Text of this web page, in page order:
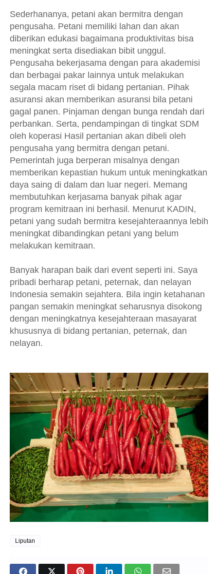
Sederhananya, petani akan bermitra dengan
pengusaha. Petani memiliki lahan dan akan
diberikan edukasi bagaimana produktivitas bisa
meningkat serta disediakan bibit unggul.
Pengusaha bekerjasama dengan para akademisi
dan berbagai pakar lainnya untuk melakukan
segala macam riset di bidang pertanian. Pihak
asuransi akan memberikan asuransi bila petani
gagal panen. Pinjaman dengan bunga rendah dari
perbankan. Serta, pendampingan di tingkat SDM
oleh koperasi Hasil pertanian akan dibeli oleh
pengusaha yang bermitra dengan petani.
Pemerintah juga berperan misalnya dengan
memberikan kepastian hukum untuk meningkatkan
daya saing di dalam dan luar negeri. Memang
membutuhkan kerjasama banyak pihak agar
program kemitraan ini berhasil. Menurut KADIN,
petani yang sudah bermitra kesejahteraannya lebih
meningkat dibandingkan petani yang belum
melakukan kemitraan.
Banyak harapan baik dari event seperti ini. Saya
pribadi berharap petani, peternak, dan nelayan
Indonesia semakin sejahtera. Bila ingin ketahanan
pangan semakin meningkat seharusnya disokong
dengan meningkatnya kesejahteraan masayarat
khususnya di bidang pertanian, peternak, dan
nelayan.
Liputan